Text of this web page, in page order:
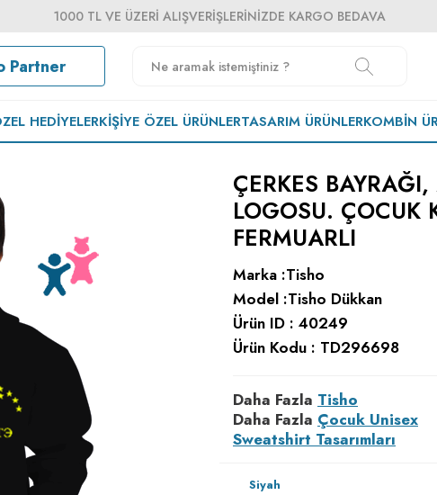
1000 TL VE ÜZERI ALIŞVERIŞLERINIZDE KARGO BEDAVA
Partner
HEDIYELERKIŞIYE ÖZEL ÜRÜNLERTASARIM ÜRÜNLERKOMBIN
ÇERKES
LOGOSU. ÇOCUK
FERMUARLI
Marka :Tisho
Model :Tisho Dükkan
Ürün ID : 40249
Ürün Kodu : TD296698
Daha Fazla Tisho
Daha Fazla Çocuk Unisex
Sweatshirt Tasarımları
Siyah